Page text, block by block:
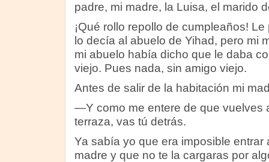
padre, mi madre, la Luisa, el marido
¡Qué rollo repollo de cumpleaños!
lo decía al abuelo de Yihad, pero mi
mi abuelo había dicho que le daba
viejo. Pues nada, sin amigo viejo.
Antes de salir de la habitación mi
—Y como me entere de que vuelves
terraza, vas tú detrás.
Ya sabía yo que era imposible entrar
madre y que no te la cargaras por